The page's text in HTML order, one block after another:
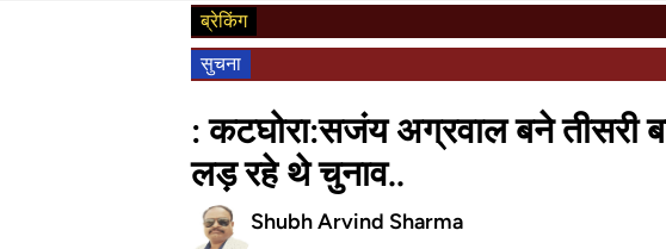
ब्रेकिंग
सुचना
: कटघोरा:सजंय अग्रवाल बने तीसरी
लड़ रहे थे चुनाव..
Shubh Arvind Sharma